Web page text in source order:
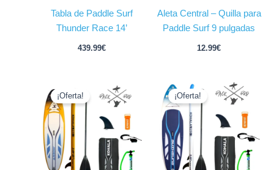
Tabla de Paddle Surf
Thunder Race 14’
439.99€
Aleta Central – Quilla para
Paddle Surf 9 pulgadas
12.99€
¡Oferta!
precio
original
449.99€.
precio
actual
es:
399.99€.
¡Oferta!
precio
original
era:
449.99€.
precio
actual
es:
399.99€.